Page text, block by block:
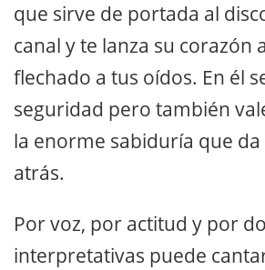
que sirve de portada al
canal y te lanza su corazón
flechado a tus oídos. En él
seguridad pero también
la enorme sabiduría que da
atrás.
Por voz, por actitud y por
interpretativas puede